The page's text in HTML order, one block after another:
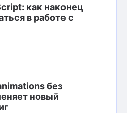
как наконец
в работе с
без
новый